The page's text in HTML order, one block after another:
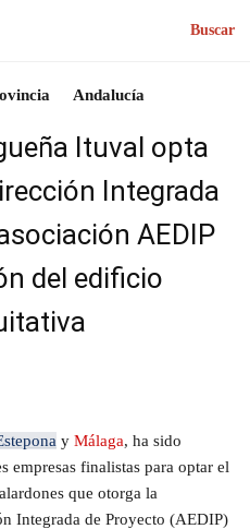
Buscar
Andalucía
Ituval opta
Integrada
AEDIP
del edificio
y Málaga, ha sido
empresas finalistas para optar el
que otorga la
Integrada de Proyecto (AEDIP)